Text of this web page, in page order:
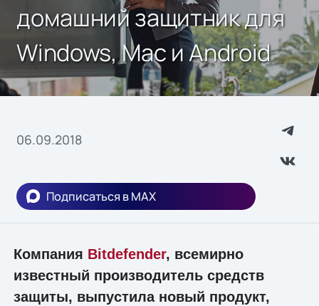
домашний защитник для
Windows, Mac и Android
06.09.2018
Подписаться в MAX
Компания Bitdefender, всемирно
известный производитель средств
защиты, выпустила новый продукт,